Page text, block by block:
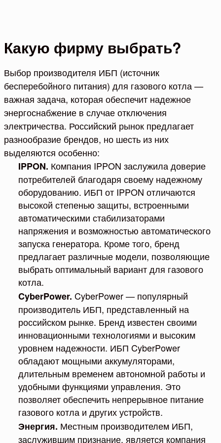
Какую фирму выбрать?
Выбор производителя ИБП (источник
бесперебойного питания) для газового котла —
важная задача, которая обеспечит надежное
энергоснабжение в случае отключения
электричества. Российский рынок предлагает
разнообразие брендов, но шесть из них
выделяются особенно:
IPPON. Компания IPPON заслужила доверие
потребителей благодаря своему надежному
оборудованию. ИБП от IPPON отличаются
высокой степенью защиты, встроенными
автоматическими стабилизаторами
напряжения и возможностью автоматического
запуска генератора. Кроме того, бренд
предлагает различные модели, позволяющие
выбрать оптимальный вариант для газового
котла.
CyberPower. CyberPower — популярный
производитель ИБП, представленный на
российском рынке. Бренд известен своими
инновационными технологиями и высоким
уровнем надежности. ИБП CyberPower
обладают мощными аккумуляторами,
длительным временем автономной работы и
удобными функциями управления. Это
позволяет обеспечить непрерывное питание
газового котла и других устройств.
Энергия. Местным производителем ИБП,
заслужившим признание, является компания